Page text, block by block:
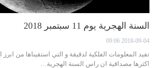
السنة الهجرية يوم 11 سبتمبر 2018
2018-09-04 09:06
تفيد المعلومات الفلكية لدقيقة و التي استقيناها من
اكثرها مصداقية ان راس السنة الهجرية…